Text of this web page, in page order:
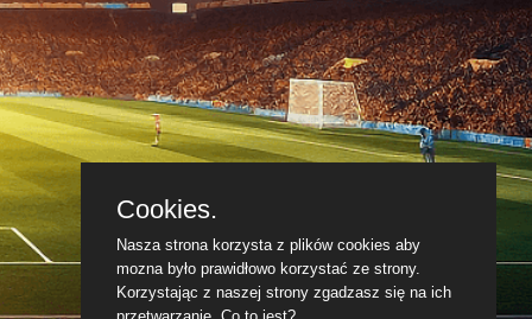
Cookies.
Nasza strona korzysta z plików cookies aby
mozna było prawidłowo korzystać ze strony.
Korzystając z naszej strony zgadzasz się na ich